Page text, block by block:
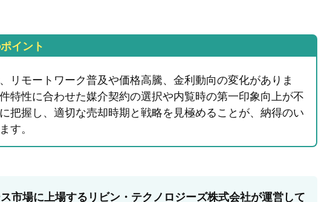
イント
リモートワーク普及や価格高騰、金利動向の変化がありま
特性に合わせた媒介契約の選択や内覧時の第一印象向上が不
把握し、適切な売却時期と戦略を見極めることが、納得のい
す。
市場に上場するリビン・テクノロジーズ株式会社が運営して